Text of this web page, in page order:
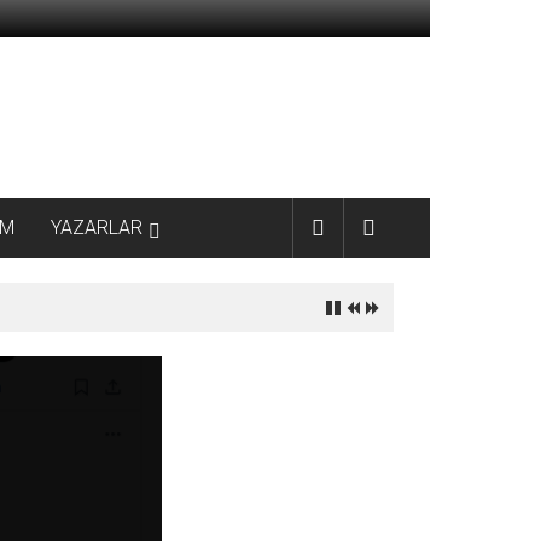
YAZARLAR